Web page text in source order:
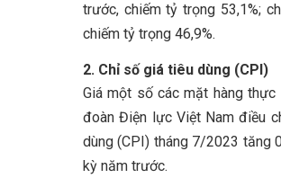
trước, chiếm tỷ trọng 53,1%;
chiếm tỷ trọng 46,9%.
2. Chỉ số giá tiêu dùng (CPI)
Giá một số các mặt hàng
đoàn Điện lực Việt Nam điều
dùng (CPI) tháng 7/2023 tăng
kỳ năm trước.